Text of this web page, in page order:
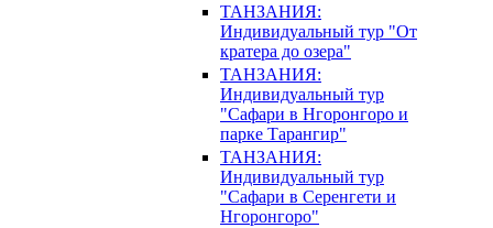
ТАНЗАНИЯ:
Индивидуальный тур "От
кратера до озера"
ТАНЗАНИЯ:
Индивидуальный тур
"Сафари в Нгоронгоро и
парке Тарангир"
ТАНЗАНИЯ:
Индивидуальный тур
"Сафари в Серенгети и
Нгоронгоро"